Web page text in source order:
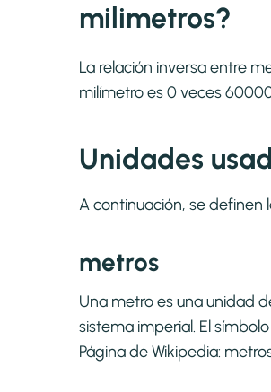
milimetros?
La relación inversa entre
milímetro es 0 veces
Unidades
A continuación, se definen
metros
Una metro es una unidad
sistema imperial. El
Página de Wikipedia: